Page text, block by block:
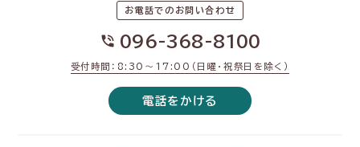
お電話でのお問い合わせ
096-368-8100
受付時間：8:30〜17:00（日曜・祝祭日を除く）
電話をかける